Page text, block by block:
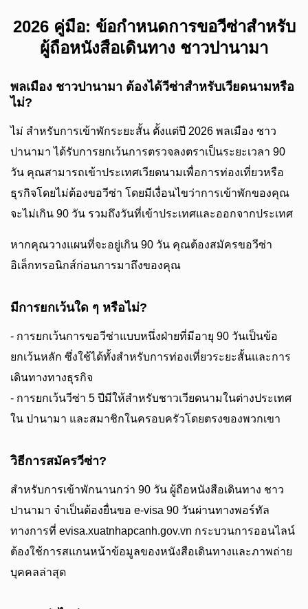
2026 คู่มือ: ข้อกำหนดการขอวีซ่าสำหรับ
ผู้ถือหนังสือเดินทาง ชาวปานามา
พลเมือง ชาวปานามา ต้องได้วีซ่าสำหรับเวียดนามหรือ
ไม่?
ไม่ สำหรับการเข้าพักระยะสั้น ตั้งแต่ปี 2026 พลเมือง ชาว
ปานามา ได้รับการยกเว้นการตรวจลงตราเป็นระยะเวลา 90
วัน คุณสามารถเข้าประเทศเวียดนามเพื่อการท่องเที่ยวหรือ
ธุรกิจโดยไม่ต้องขอวีซ่า โดยมีเงื่อนไขว่าการเข้าพักของคุณ
จะไม่เกิน 90 วัน รวมถึงวันที่เข้าประเทศและออกจากประเทศ
หากคุณวางแผนที่จะอยู่เกิน 90 วัน คุณต้องสมัครขอวีซ่า
อิเล็กทรอนิกส์ก่อนการมาถึงของคุณ
มีการยกเว้นใด ๆ หรือไม่?
- การยกเว้นการขอวีซ่าแบบหนึ่งฝ่ายที่มีอายุ 90 วันเป็นข้อ
ยกเว้นหลัก ซึ่งใช้ได้ทั้งสำหรับการท่องเที่ยวระยะสั้นและการ
เดินทางทางธุรกิจ
- การยกเว้นวีซ่า 5 ปีมีให้สำหรับชาวเวียดนามในต่างประเทศ
ใน ปานามา และสมาชิกในครอบครัวโดยตรงของพวกเขา
วิธีการสมัครวีซ่า?
สำหรับการเข้าพักนานกว่า 90 วัน ผู้ถือหนังสือเดินทาง ชาว
ปานามา จำเป็นต้องยื่นขอ e-visa 90 วันผ่านทางพอร์ทัล
ทางการที่ evisa.xuatnhapcanh.gov.vn กระบวนการออนไลน์
ต้องใช้การสแกนหน้าข้อมูลของหนังสือเดินทางและภาพถ่าย
บุคคลล่าสุด